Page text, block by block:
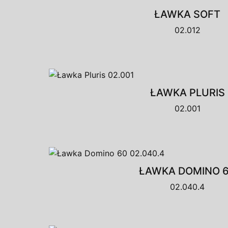
ŁAWKA SOFT
02.012
ŁAWKA PLURIS
02.001
ŁAWKA DOMINO
02.040.4